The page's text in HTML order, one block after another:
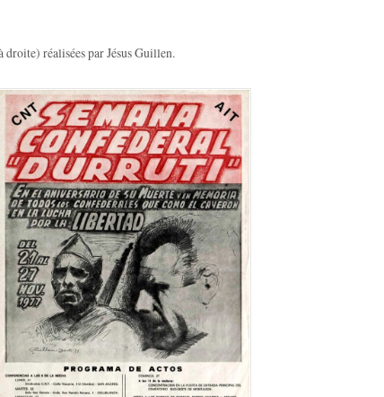
réalisées par Jésus Guillen.